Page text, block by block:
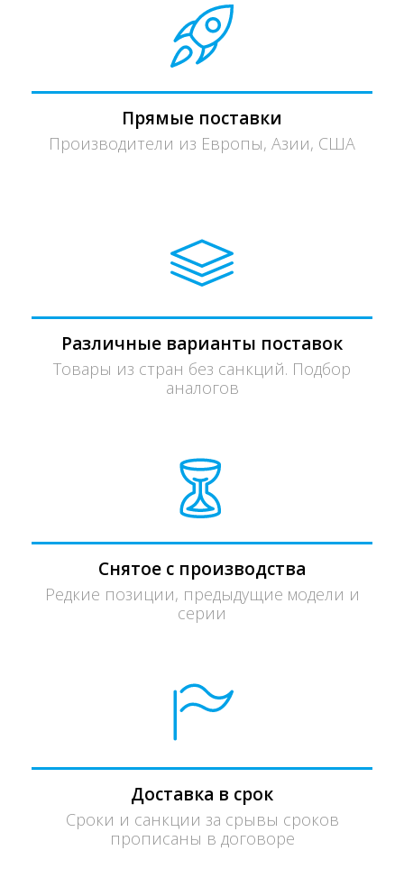
Прямые поставки
Производители из Европы, Азии, США
Различные варианты поставок
Товары из стран без санкций. Подбор
аналогов
Снятое с производства
Редкие позиции, предыдущие модели и
серии
Доставка в срок
Сроки и санкции за срывы сроков
прописаны в договоре